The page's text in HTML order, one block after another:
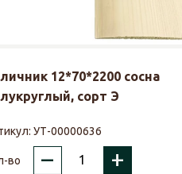
12*70*2200 сосна
сорт Э
УТ-00000636
во – +